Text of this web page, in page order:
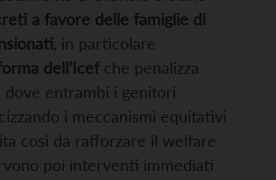
a favore delle famiglie di
, in particolare
dell’Icefche penalizza
entrambi i genitori
i meccanismi equitativi
così da rafforzare il welfare
poi interventi immediati